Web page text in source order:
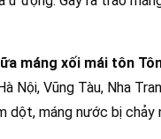
máng xối mái tôn
Nội, Vũng Tàu, Nha
máng nước bị